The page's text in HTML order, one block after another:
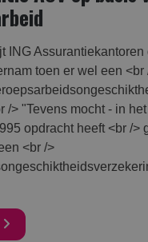
ING Assurantiekantoren
toen er wel een <br
/> "Tevens mocht - in
opdracht heeft <br />
<br />